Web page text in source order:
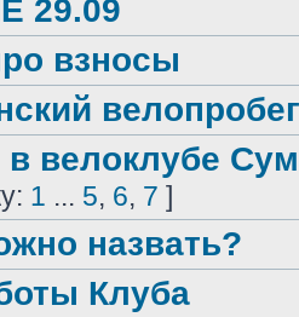
29.09
взносы
велопробег
в велоклубе
1 ... 5, 6, 7 ]
назвать?
Клуба